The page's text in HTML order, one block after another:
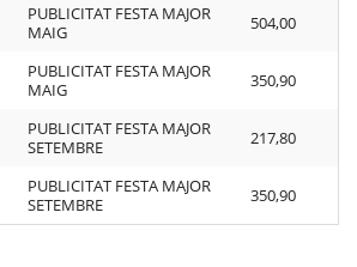
PUBLICITAT FESTA MAJOR
MAIG
504,00
PUBLICITAT FESTA MAJOR
MAIG
350,90
PUBLICITAT FESTA MAJOR
SETEMBRE
217,80
PUBLICITAT FESTA MAJOR
SETEMBRE
350,90